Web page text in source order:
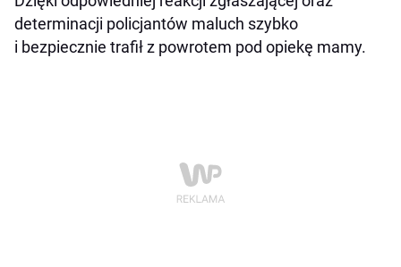
determinacji policjantów maluch szybko
i bezpiecznie trafił z powrotem pod opiekę mamy.